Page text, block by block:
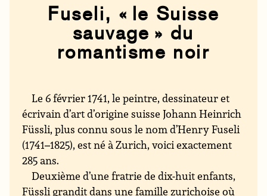
Fuseli, « le Suisse
sauvage » du
romantisme noir
Le 6 février 1741, le peintre, dessinateur et
écrivain d’art d’origine suisse Johann Heinrich
Füssli, plus connu sous le nom d’Henry Fuseli
(1741–1825), est né à Zurich, voici exactement
285 ans.
Deuxième d’une fratrie de dix-huit enfants,
Füssli grandit dans une famille zurichoise où